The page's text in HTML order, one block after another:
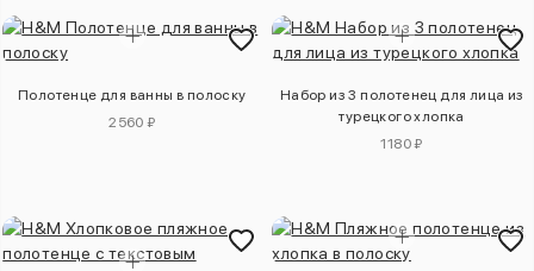
Полотенце для ванны в полоску
2560 ₽
Набор из 3 полотенец для лица из
турецкого хлопка
1180 ₽